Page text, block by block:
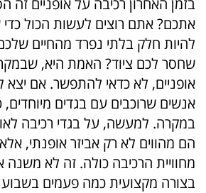
בזמן האחרון רכיבה על אופניים
אתכם? אתם רוצים לעשות הכול
להיות חלק בלתי נפרד מהחיים
שחסר לכם ציוד? האמת היא,
אופניים, לא כדאי להתפשר. אם
אנשים שרוכבים עם בגדים
במקרה. למעשה, על בגדי רכיבה
הם מהווים לא רק אביזר אופנתי,
מחוויית הרכיבה כולה. זה לא
בצורה מקצועית כמה פעמים בשבוע